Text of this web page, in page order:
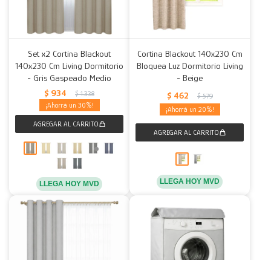
Set x2 Cortina Blackout
140x230 Cm Living Dormitorio
- Gris Gaspeado Medio
$ 934 $ 1.338
30
LLEGA HOY MVD
Cortina Blackout 140x230 Cm
Bloquea Luz Dormitorio Living
- Beige
$ 462 $ 579
20
LLEGA HOY MVD